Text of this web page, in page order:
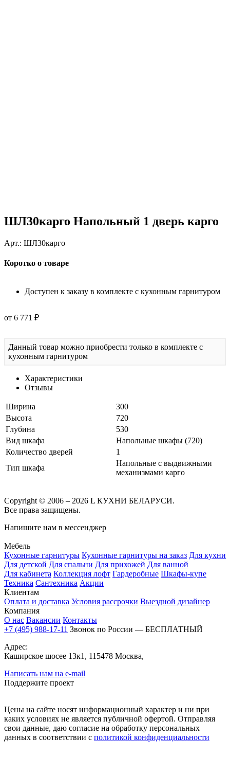
ШЛ30карго Напольный 1 дверь карго
Арт.: ШЛ30карго
Коротко о товаре
Доступен к заказу в комплекте с кухонным гарнитуром
от 6 771 ₽
Данный товар можно приобрести только в комплекте с
кухонным гарнитуром
Характеристики
Отзывы
Ширина
300
Высота
720
Глубина
530
Вид шкафа
Напольные шкафы (720)
Количество дверей
1
Тип шкафа
Напольные с выдвижными
механизмами карго
Copyright © 2006 – 2026 L КУХНИ БЕЛАРУСИ.
Все права защищены.
Напишите нам в мессенджер
Мебель
Кухонные гарнитуры Кухонные гарнитуры на заказ Для кухни
Для детской Для спальни Для прихожей Для ванной
Для кабинета Коллекция лофт Гардеробные Шкафы-купе
Техника Сантехника Акции
Клиентам
Оплата и доставка Условия рассрочки Выездной дизайнер
Компания
О нас Вакансии Контакты
+7 (495) 988-17-11 Звонок по России — БЕСПЛАТНЫЙ
Адрес:
Каширское шосее 13к1, 115478 Москва,
Написать нам на e-mail
Поддержите проект
Цены на сайте носят информационный характер и ни при
каких условиях не является публичной офертой. Отправляя
свои данные, даю согласие на обработку персональных
данных в соответствии с политикой конфиденциальности